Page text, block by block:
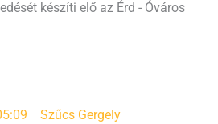
készíti elő az Érd - Óváros
Szűcs Gergely